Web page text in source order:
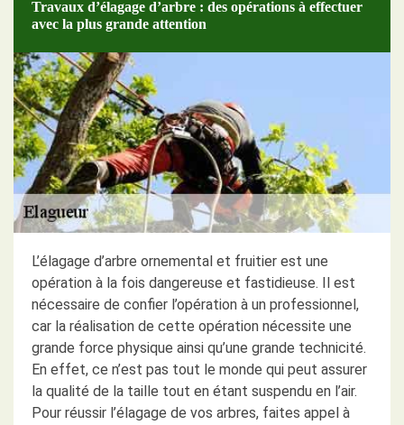
Travaux d’élagage d’arbre : des opérations à effectuer
avec la plus grande attention
L’élagage d’arbre ornemental et fruitier est une
opération à la fois dangereuse et fastidieuse. Il est
nécessaire de confier l’opération à un professionnel,
car la réalisation de cette opération nécessite une
grande force physique ainsi qu’une grande technicité.
En effet, ce n’est pas tout le monde qui peut assurer
la qualité de la taille tout en étant suspendu en l’air.
Pour réussir l’élagage de vos arbres, faites appel à